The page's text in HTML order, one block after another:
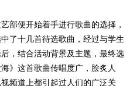
部便开始着手进行歌曲的选择，
了十几首待选歌曲，经过与学生
，结合活动背景及主题，最终选
》这首歌曲传唱度广，脍炙人
频道上都引起过人们的广泛关